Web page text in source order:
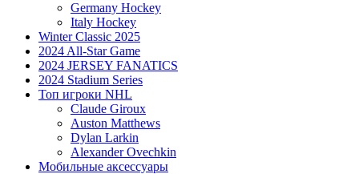
Germany Hockey
Italy Hockey
Winter Classic 2025
2024 All-Star Game
2024 JERSEY FANATICS
2024 Stadium Series
Топ игроки NHL
Claude Giroux
Auston Matthews
Dylan Larkin
Alexander Ovechkin
Мобильные аксессуары